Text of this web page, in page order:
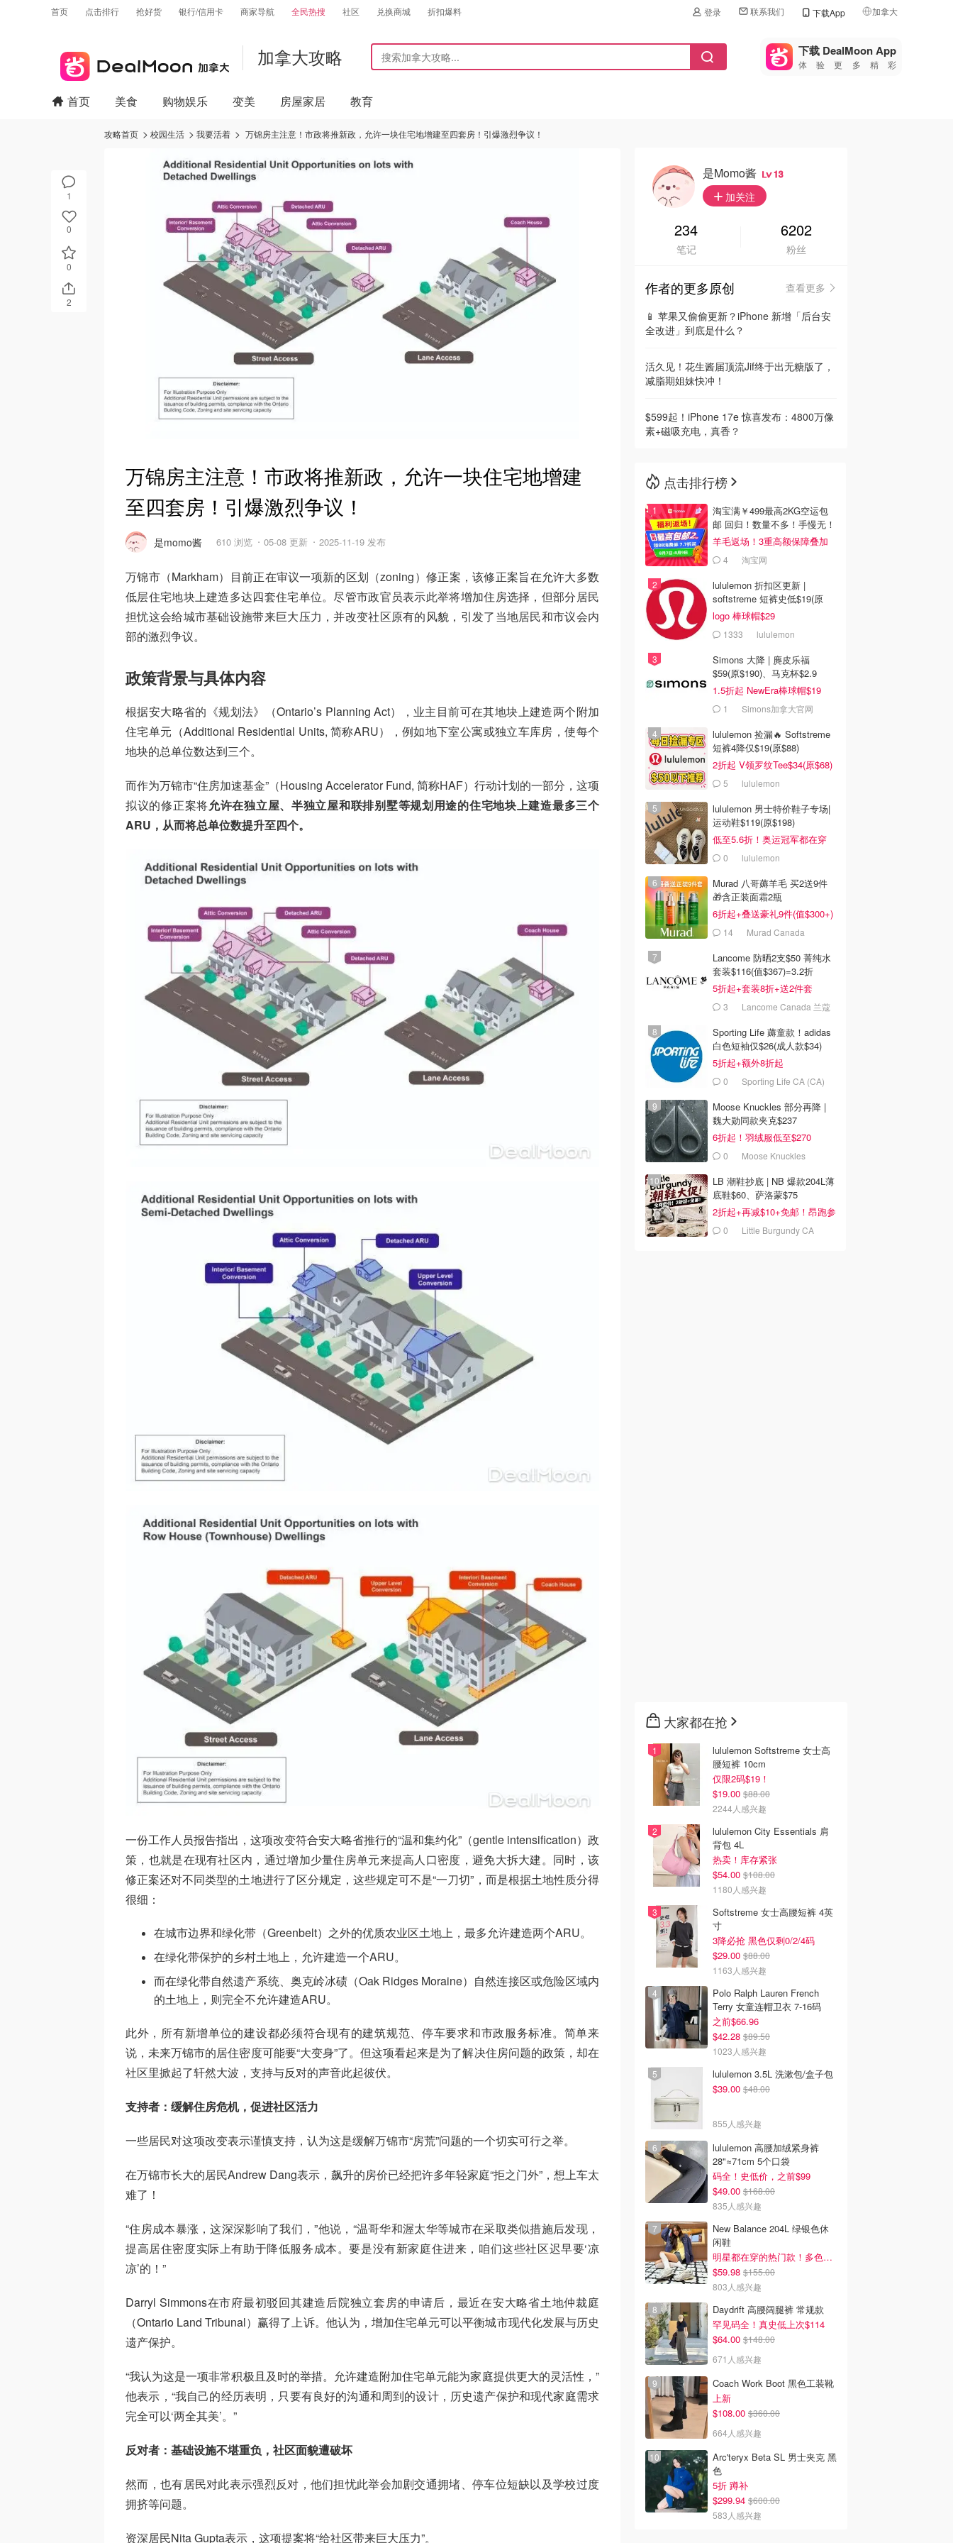
首页 点击排行 抢好货 银行/信用卡 商家导航 全民热搜 社区 兑换商城 折扣爆料 登录 联系我们 下载App 加拿大
🇺🇸
美国
🇨🇳中国
🇮🇹
🇦🇺
🇳🇿新西兰
加拿大攻略 下载 DealMoon App
体验更多精彩
1
0
0
2
首页 美食 购物娱乐 变美 房屋家居 教育
攻略首页 校园生活 我要活着 万锦房主注意！市政将推新政，允许一块住宅地增建至四套房！引爆激烈争议！
万锦房主注意！市政将推新政，允许一块住宅地增建
至四套房！引爆激烈争议！
是momo酱 610 浏览 05-08 更新 2025-11-19 发布
万锦市（Markham）目前正在审议一项新的区划（zoning）修正案，该修正案旨在允许大多数
低层住宅地块上建造多达四套住宅单位。尽管市政官员表示此举将增加住房选择，但部分居民
担忧这会给城市基础设施带来巨大压力，并改变社区原有的风貌，引发了当地居民和市议会内
部的激烈争议。
政策背景与具体内容
根据安大略省的《规划法》（Ontario’s Planning Act），业主目前可在其地块上建造两个附加
住宅单元（Additional Residential Units, 简称ARU），例如地下室公寓或独立车库房，使每个
地块的总单位数达到三个。
而作为万锦市“住房加速基金”（Housing Accelerator Fund, 简称HAF）行动计划的一部分，这项
拟议的修正案将允许在独立屋、半独立屋和联排别墅等规划用途的住宅地块上建造最多三个
ARU，从而将总单位数提升至四个。
一份工作人员报告指出，这项改变符合安大略省推行的“温和集约化”（gentle intensification）政
策，也就是在现有社区内，通过增加少量住房单元来提高人口密度，避免大拆大建。同时，该
修正案还对不同类型的土地进行了区分规定，这些规定可不是“一刀切”，而是根据土地性质分得
很细：
在城市边界和绿化带（Greenbelt）之外的优质农业区土地上，最多允许建造两个ARU。
在绿化带保护的乡村土地上，允许建造一个ARU。
而在绿化带自然遗产系统、奥克岭冰碛（Oak Ridges Moraine）自然连接区或危险区域内
的土地上，则完全不允许建造ARU。
此外，所有新增单位的建设都必须符合现有的建筑规范、停车要求和市政服务标准。简单来
说，未来万锦市的居住密度可能要“大变身”了。但这项看起来是为了解决住房问题的政策，却在
社区里掀起了轩然大波，支持与反对的声音此起彼伏。
支持者：缓解住房危机，促进社区活力
一些居民对这项改变表示谨慎支持，认为这是缓解万锦市“房荒”问题的一个切实可行之举。
在万锦市长大的居民Andrew Dang表示，飙升的房价已经把许多年轻家庭“拒之门外”，想上车太
难了！
“住房成本暴涨，这深深影响了我们，”他说，“温哥华和渥太华等城市在采取类似措施后发现，
提高居住密度实际上有助于降低服务成本。要是没有新家庭住进来，咱们这些社区迟早要‘凉
凉’的！”
Darryl Simmons在市府最初驳回其建造后院独立套房的申请后，最近在安大略省土地仲裁庭
（Ontario Land Tribunal）赢得了上诉。他认为，增加住宅单元可以平衡城市现代化发展与历史
遗产保护。
“我认为这是一项非常积极且及时的举措。允许建造附加住宅单元能为家庭提供更大的灵活性，”
他表示，“我自己的经历表明，只要有良好的沟通和周到的设计，历史遗产保护和现代家庭需求
完全可以‘两全其美’。”
反对者：基础设施不堪重负，社区面貌遭破坏
然而，也有居民对此表示强烈反对，他们担忧此举会加剧交通拥堵、停车位短缺以及学校过度
拥挤等问题。
资深居民Nita Gupta表示，这项提案将“给社区带来巨大压力”。
是momo酱 13
加关注
234
笔记
6202
粉丝
作者的更多原创
查看更多
📱 苹果又偷偷更新？iPhone 新增「后台安
全改进」到底是什么？
活久见！花生酱届顶流Jif终于出无糖版了，
减脂期姐妹快冲！
$599起！iPhone 17e 惊喜发布：4800万像
素+磁吸充电，真香？
点击排行榜
淘宝满￥499最高2KG空运包
邮 回归！数量不多！手慢无！
羊毛返场！3重高额保障叠加
4 淘宝网
lululemon 折扣区更新 |
softstreme 短裤史低$19(原
$88)
logo 棒球帽$29
1333 lululemon
Simons 大降 | 麂皮乐福
$59(原$190)、马克杯$2.9
1.5折起 NewEra棒球帽$19
1 Simons加拿大官网
lululemon 捡漏🔥 Softstreme
短裤4降仅$19(原$88)
2折起 V领罗纹Tee$34(原$68)
5 lululemon
lululemon 男士特价鞋子专场|
运动鞋$119(原$198)
低至5.6折！奥运冠军都在穿
0 lululemon
Murad 八哥薅羊毛 买2送9件
🎁含正装面霜2瓶
6折起+叠送豪礼9件(值$300+)
14 Murad Canada
Lancome 防晒2支$50 菁纯水
套装$116(值$367)=3.2折
5折起+套装8折+送2件套
3
Lancome Canada 兰蔻
Sporting Life 薅童款！adidas
白色短袖仅$26(成人款$34)
5折起+额外8折起
0 Sporting Life CA (CA)
Moose Knuckles 部分再降 |
魏大勋同款夹克$237
6折起！羽绒服低至$270
0 Moose Knuckles
LB 潮鞋抄底 | NB 爆款204L薄
底鞋$60、萨洛蒙$75
2折起+再减$10+免邮！昂跑参
加 0
Little Burgundy CA
大家都在抢
lululemon Softstreme 女士高
腰短裤 10cm
仅限2码$19！
$19.00 $88.00
2244人感兴趣
lululemon City Essentials 肩
背包 4L
热卖！库存紧张
$54.00 $108.00
1180人感兴趣
Softstreme 女士高腰短裤 4英
寸
3降必抢 黑色仅剩0/2/4码
$29.00 $88.00
1163人感兴趣
Polo Ralph Lauren French
Terry 女童连帽卫衣 7-16码
之前$66.96
$42.28 $89.50
1023人感兴趣
lululemon 3.5L 洗漱包/盒子包
$39.00 $48.00
855人感兴趣
lululemon 高腰加绒紧身裤
28"≈71cm 5个口袋
码全！史低价，之前$99
$49.00 $168.00
835人感兴趣
New Balance 204L 绿银色休
闲鞋
明星都在穿的热门款！多色可选 3.8折
$59.98 $155.00
803人感兴趣
Daydrift 高腰阔腿裤 常规款
罕见码全！真史低上次$114
$64.00 $148.00
671人感兴趣
Coach Work Boot 黑色工装靴
上新
$108.00 $360.00
664人感兴趣
Arc'teryx Beta SL 男士夹克 黑
色
5折 蹲补
$299.94 $600.00
583人感兴趣